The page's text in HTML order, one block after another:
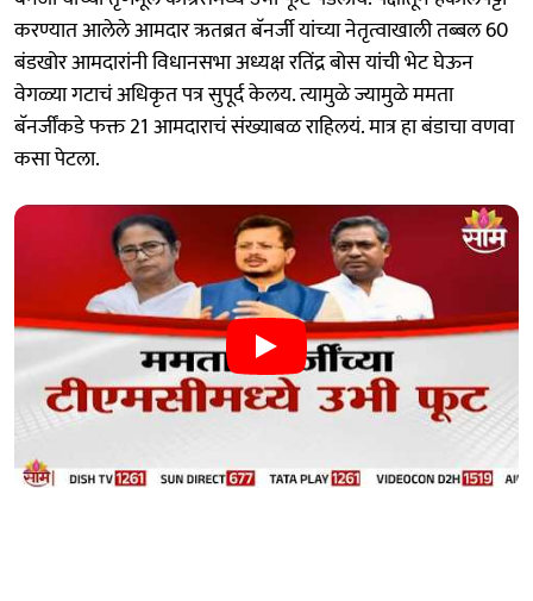
करण्यात आलेले आमदार ऋतब्रत बॅनर्जी यांच्या नेतृत्वाखाली तब्बल 60
बंडखोर आमदारांनी विधानसभा अध्यक्ष रतिंद्र बोस यांची भेट घेऊन
वेगळ्या गटाचं अधिकृत पत्र सुपूर्द केलय. त्यामुळे ज्यामुळे ममता
बॅनर्जींकडे फक्त 21 आमदाराचं संख्याबळ राहिलयं. मात्र हा बंडाचा वणवा
कसा पेटला.